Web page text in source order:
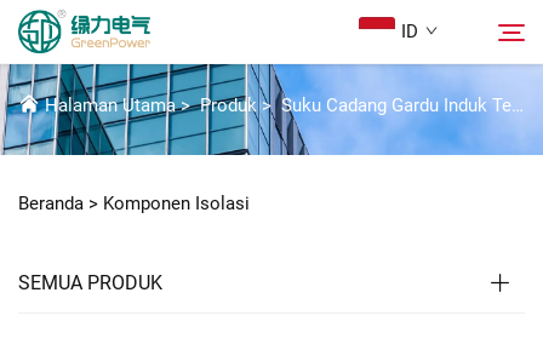
ID
Produk
Tentang Kami
KOMPONEN ISOLASI
Halaman Utama>Produk >Suku Cadang Gardu Induk Tegangan Tinggi
Beranda > Komponen Isolasi
SEMUA PRODUK